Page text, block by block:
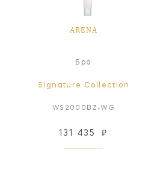
ARENA
Бра
Signature Collection
WS2000BZ-WG
131 435 ₽